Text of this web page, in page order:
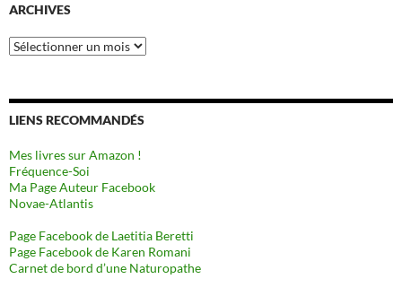
ARCHIVES
Archives
LIENS RECOMMANDÉS
Mes livres sur Amazon !
Fréquence-Soi
Ma Page Auteur Facebook
Novae-Atlantis
Page Facebook de Laetitia Beretti
Page Facebook de Karen Romani
Carnet de bord d’une Naturopathe